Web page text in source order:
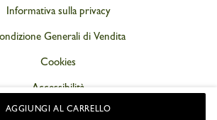
AGGIUNGI AL CARRELLO
Informativa sulla privacy
Generali di Vendita
Cookies
Accessibilità